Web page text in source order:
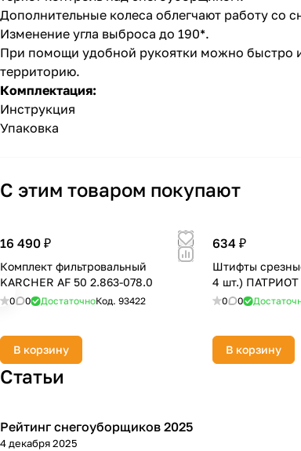
Дополнительные колеса облегчают работу со
Изменение угла выброса до 190*.
При помощи удобной рукоятки можно быстро
территорию.
Комплектация:
Инструкция
Упаковка
С этим товаром покупают
16 490 ₽
Комплект фильтровальный
KARCHER AF 50 2.863-078.0
0 0 ДостаточноКод. 93422
В корзину
634 ₽
Штифты
4 шт.) ПАТРИОТ
0 0
В корзину
Статьи
Зимняя
Рейтинг снегоуборщиков 2025
4 декабря 2025